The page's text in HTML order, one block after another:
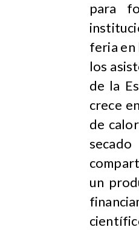
para
feria en
los
de la
crece
de
un